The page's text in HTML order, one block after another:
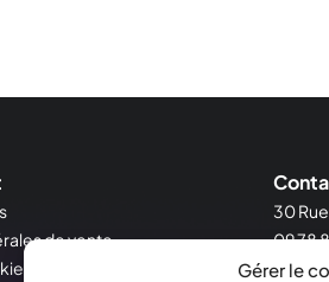
Gérer le
de vente
30
09 78